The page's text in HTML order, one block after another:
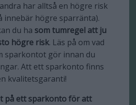
har alltså en högre risk
innebär högre sparränta).
du ha som tumregel att ju
högre risk. Läs på om vad
sparkontot gör innan du
Att ett sparkonto finns
kvalitetsgaranti!
på ett sparkonto för att